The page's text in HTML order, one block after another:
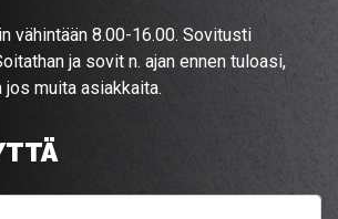
vähintään 8.00-16.00. Sovitusti
ja sovit n. ajan ennen tuloasi,
muita asiakkaita.